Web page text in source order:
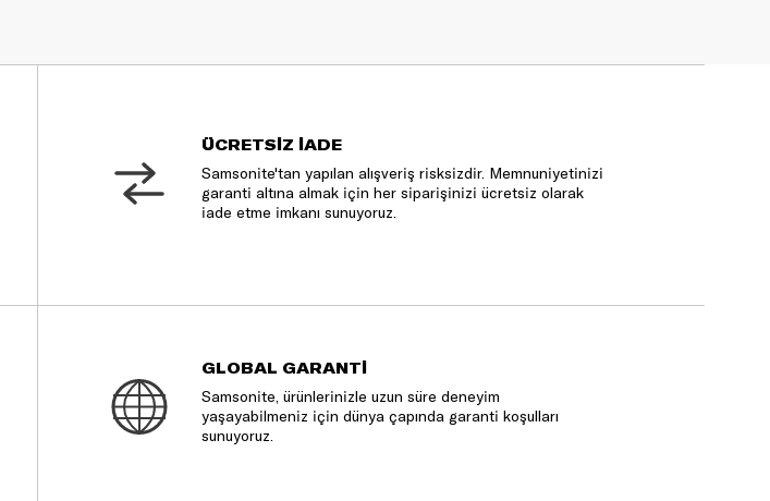
ÜCRETSİZ İADE
Samsonite'tan yapılan alışveriş risksizdir. Memnuniyetinizi
garanti altına almak için her siparişinizi ücretsiz olarak
iade etme imkanı sunuyoruz.
GLOBAL GARANTİ
Samsonite, ürünlerinizle uzun süre deneyim
yaşayabilmeniz için dünya çapında garanti koşulları
sunuyoruz.